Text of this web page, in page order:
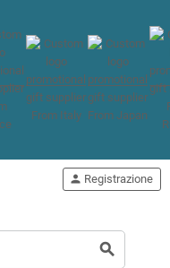
search
person Registrazione